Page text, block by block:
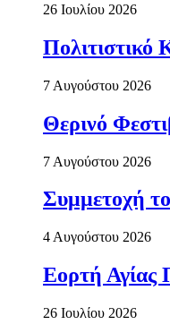
26 Ιουλίου 2026
7 Αυγούστου 2026
Θερινό
7 Αυγούστου 2026
Συμμετοχή
4 Αυγούστου 2026
Εορτή Αγίας
26 Ιουλίου 2026